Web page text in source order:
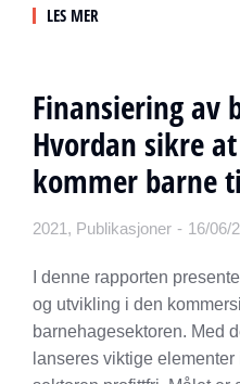
LES MER
Finansiering av
Hvordan sikre
kommer barne
2021 , Publikasjoner 16/06/
I denne rapporten
og utvikling i den
barnehagesektoren. Med
lanseres viktige